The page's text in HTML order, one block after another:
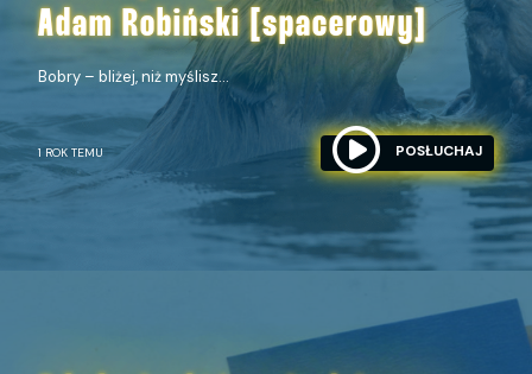
Adam Robiński [spacerowy]
Bobry – bliżej, niż myślisz...
1 ROK TEMU POSŁUCHAJ